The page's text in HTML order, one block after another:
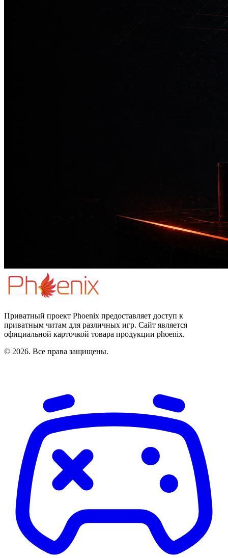
Приватный проект Phoenix предоставляет доступ к
приватным читам для различных игр. Сайт является
официальной карточкой товара продукции phoenix.
© 2026. Все права защищены.